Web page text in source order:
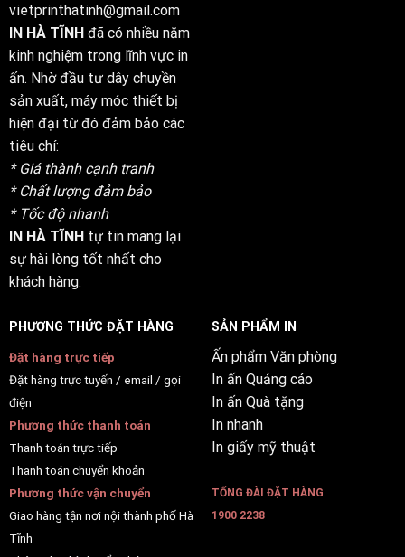
vietprinthatinh@gmail.com
IN HÀ TĨNH đã có nhiều năm
kinh nghiệm trong lĩnh vực in
ấn. Nhờ đầu tư dây chuyền
sản xuất, máy móc thiết bị
hiện đại từ đó đảm bảo các
tiêu chí:
* Giá thành cạnh tranh
* Chất lượng đảm bảo
* Tốc độ nhanh
IN HÀ TĨNHtự tin mang lại
sự hài lòng tốt nhất cho
khách hàng.
PHƯƠNG THỨC ĐẶT HÀNG
Đặt hàng trực tiếp
Đặt hàng trực tuyến / email / gọi
điện
Phương thức thanh toán
Thanh toán trực tiếp
Thanh toán chuyển khoản
Phương thức vận chuyển
Giao hàng tận nơi nội thành phố Hà
Tĩnh
SẢN PHẨM IN
Ấn phẩm Văn phòng
In ấn Quảng cáo
In ấn Quà tặng
In nhanh
In giấy mỹ thuật
TỔNG ĐÀI ĐẶT HÀNG
1900 2238